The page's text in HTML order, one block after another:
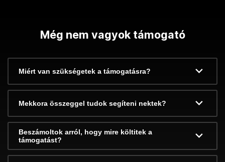
Még nem vagyok támogató
Miért van szükségetek a támogatásra?
Mekkora összeggel tudok segíteni nektek?
Beszámoltok arról, hogy mire költitek a
támogatást?